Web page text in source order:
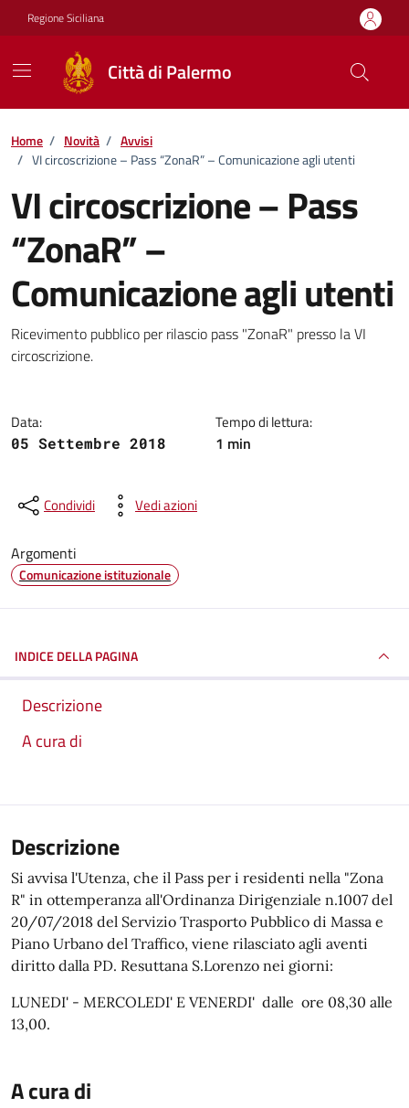
Vai ai contenuti
Vai al footer
Regione Siciliana
Città di Palermo
Home / Novità / Avvisi
/ VI circoscrizione – Pass “ZonaR” – Comunicazione agli utenti
VI circoscrizione – Pass
“ZonaR” –
Comunicazione agli utenti
Dettagli della notizia
Ricevimento pubblico per rilascio pass "ZonaR" presso la VI
circoscrizione.
Data:
05 Settembre 2018
Tempo di lettura:
1 min
Condividi Vedi azioni
Argomenti
Comunicazione istituzionale
INDICE DELLA PAGINA
Descrizione
A cura di
Descrizione
Si avvisa l'Utenza, che il Pass per i residenti nella "Zona
R" in ottemperanza all'Ordinanza Dirigenziale n.1007 del
20/07/2018 del Servizio Trasporto Pubblico di Massa e
Piano Urbano del Traffico, viene rilasciato agli aventi
diritto dalla PD. Resuttana S.Lorenzo nei giorni:
LUNEDI' - MERCOLEDI' E VENERDI' dalle ore 08,30 alle
13,00.
A cura di